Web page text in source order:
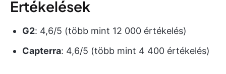
Értékelések
G2: 4,6/5 (több mint 12 000 értékelés)
Capterra: 4,6/5 (több mint 4 400 értékelés)